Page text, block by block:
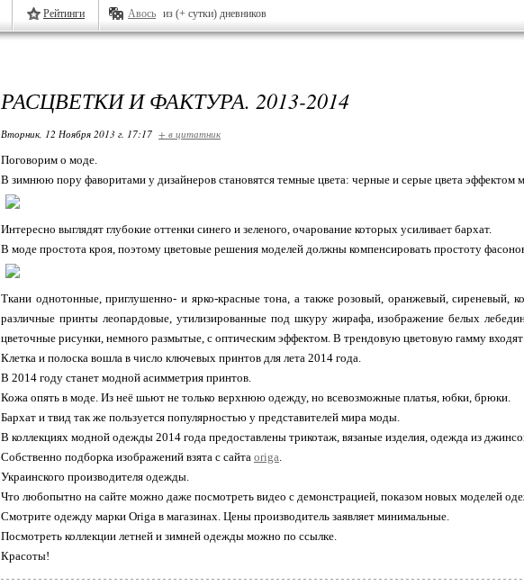
Рейтинги Авось из (+ сутки) дневников
РАСЦВЕТКИ И ФАКТУРА. 2013-2014
Вторник, 12 Ноября 2013 г. 17:17 + в цитатник
Поговорим о моде.
В зимнюю пору фаворитами у дизайнеров становятся темные цвета: черные и серые цвета эффектом
Интересно выглядят глубокие оттенки синего и зеленого, очарование которых усиливает бархат.
В моде простота кроя, поэтому цветовые решения моделей должны компенсировать простоту
Ткани однотонные, приглушенно- и ярко-красные тона, а также розовый, оранжевый, сиреневый,
различные принты леопардовые, утилизированные под шкуру жирафа, изображение белых
цветочные рисунки, немного размытые, с оптическим эффектом. В трендовую цветовую гамму
Клетка и полоска вошла в число ключевых принтов для лета 2014 года.
В 2014 году станет модной асимметрия принтов.
Кожа опять в моде. Из неё шьют не только верхнюю одежду, но всевозможные платья, юбки, брюки.
Бархат и твид так же пользуется популярностью у представителей мира моды.
В коллекциях модной одежды 2014 года предоставлены трикотаж, вязаные изделия, одежда из
Собственно подборка изображений взята с сайта origa.
Украинского производителя одежды.
Что любопытно на сайте можно даже посмотреть видео с демонстрацией, показом новых моделей
Смотрите одежду марки Origa в магазинах. Цены производитель заявляет минимальные.
Посмотреть коллекции летней и зимней одежды можно по ссылке.
Красоты!